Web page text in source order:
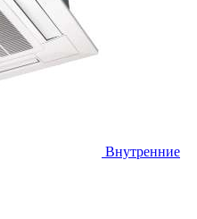
Внутренние